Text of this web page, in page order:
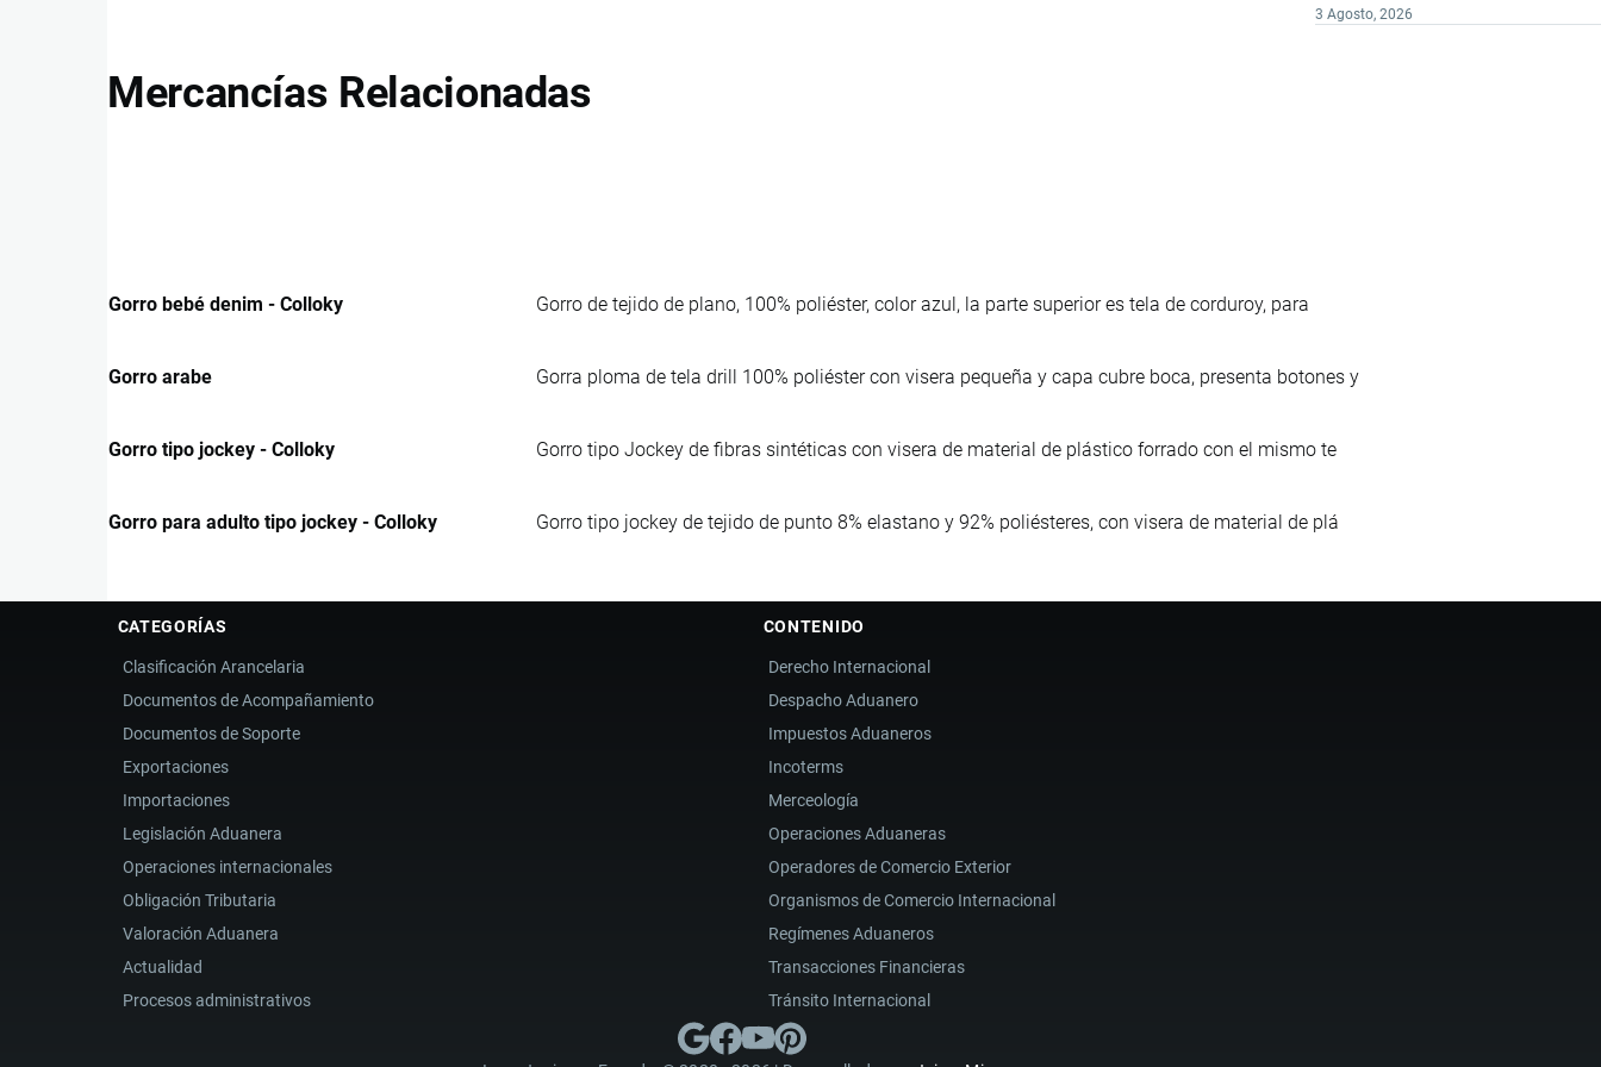
3 Agosto, 2026
Mercancías Relacionadas
Gorro bebé denim - Colloky Gorro de tejido de plano, 100% poliéster, color azul, la parte superior es tela de corduroy, para
Gorro arabe Gorra ploma de tela drill 100% poliéster con visera pequeña y capa cubre boca, presenta botones y
Gorro tipo jockey - Colloky Gorro tipo Jockey de fibras sintéticas con visera de material de plástico forrado con el mismo te
Gorro para adulto tipo jockey - Colloky Gorro tipo jockey de tejido de punto 8% elastano y 92% poliésteres, con visera de material de plá
CATEGORÍAS
Clasificación Arancelaria
Documentos de Acompañamiento
Documentos de Soporte
Exportaciones
Importaciones
Legislación Aduanera
Operaciones internacionales
Obligación Tributaria
Valoración Aduanera
Actualidad
Procesos administrativos
CONTENIDO
Derecho Internacional
Despacho Aduanero
Impuestos Aduaneros
Incoterms
Merceología
Operaciones Aduaneras
Operadores de Comercio Exterior
Organismos de Comercio Internacional
Regímenes Aduaneros
Transacciones Financieras
Tránsito Internacional